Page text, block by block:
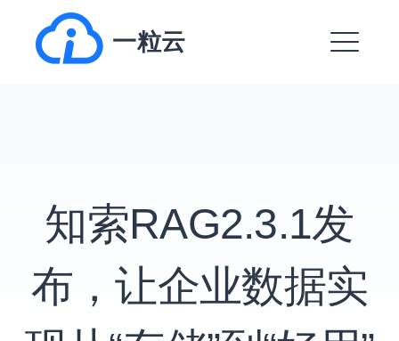
一粒云
EXPAND
EXPAND
知索RAG2.3.1发
布，让企业数据实